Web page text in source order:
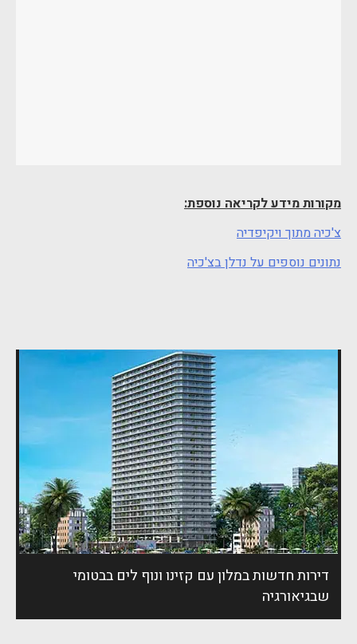
מקורות מידע לקריאה נוספת:
צ'כיה מתוך ויקיפדיה
נתונים נוספים על נדלן בצ'כיה
דירות חדשות במלון עם קזינו ונוף לים בבטומי
שבגיאורגיה